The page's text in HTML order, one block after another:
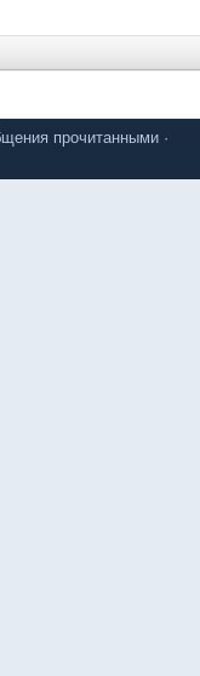
прочитанными ·